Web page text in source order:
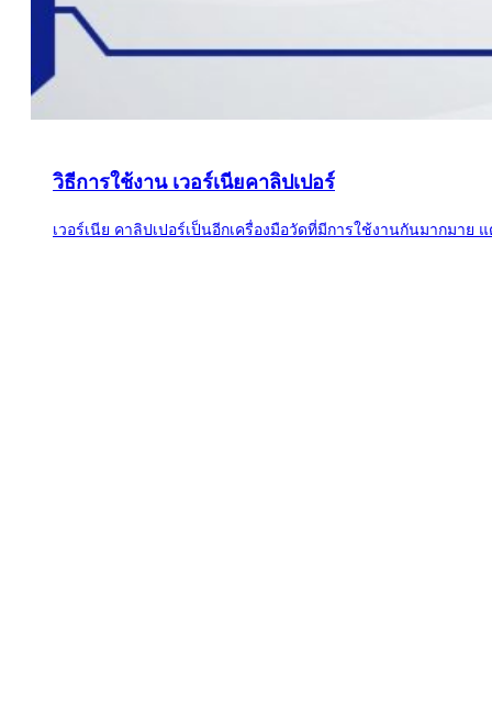
วิธีการใช้งาน เวอร์เนียคาลิปเปอร์
เวอร์เนีย คาลิปเปอร์เป็นอีกเครื่องมือวัดที่มีการใช้งานกันมากมา